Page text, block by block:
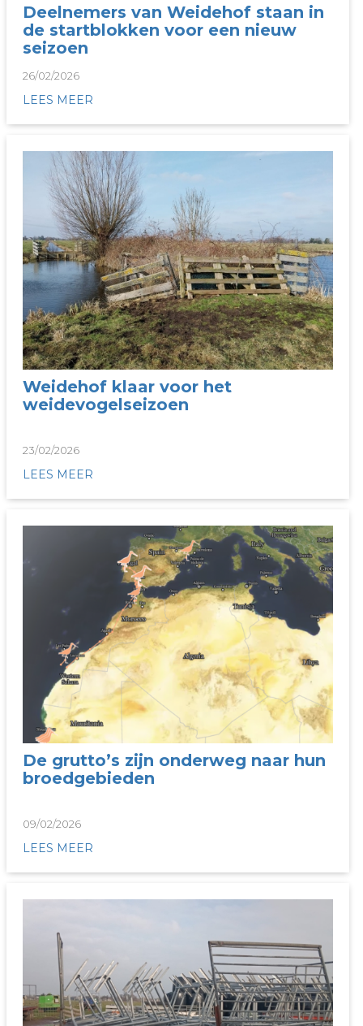
Deelnemers van Weidehof staan in
de startblokken voor een nieuw
seizoen
26/02/2026
LEES MEER
Weidehof klaar voor het
weidevogelseizoen
23/02/2026
LEES MEER
De grutto’s zijn onderweg naar hun
broedgebieden
09/02/2026
LEES MEER